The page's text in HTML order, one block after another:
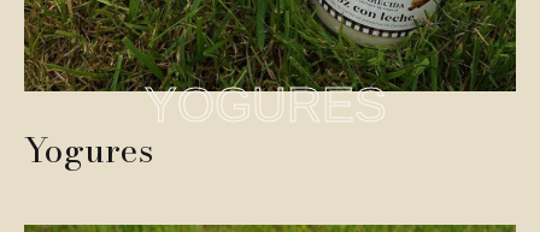
Yogures
YOGURES